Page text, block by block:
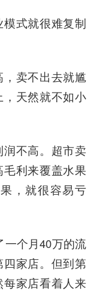
式就很难复制
卖不出去就尴
天然就不如小
不高。 超市卖
利来覆盖水果
，就很容易亏
一个月40万的流
家店。 但到第
家店看着人来